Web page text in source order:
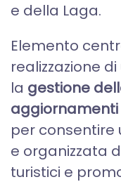
e della Laga.
Elemento
realizzazione
la gestione
aggiornamenti
per consentire
e organizzata
turistici e